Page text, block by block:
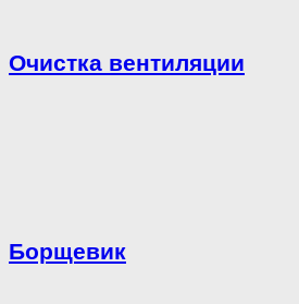
Очистка вентиляции
Борщевик